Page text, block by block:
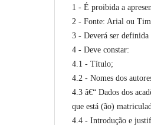
1 - É proibida a
2 - Fonte: Arial ou
3 - Deverá ser
4 - Deve constar:
4.1 - Título;
4.2 - Nomes dos
4.3 â€“ Dados dos
que está (ão)
4.4 - Introdução e